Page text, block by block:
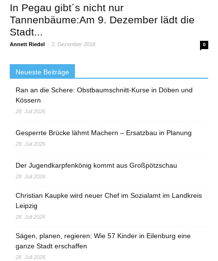
In Pegau gibt´s nicht nur
Tannenbäume:Am 9. Dezember lädt die
Stadt...
Annett Riedel - 2. Dezember 2018 0
Neueste Beiträge
Ran an die Schere: Obstbaumschnitt-Kurse in Döben und
Kössern
28. Juli 2026
Gesperrte Brücke lähmt Machern – Ersatzbau in Planung
28. Juli 2026
Der Jugendkarpfenkönig kommt aus Großpötzschau
28. Juli 2026
Christian Kaupke wird neuer Chef im Sozialamt im Landkreis
Leipzig
28. Juli 2026
Sägen, planen, regieren: Wie 57 Kinder in Eilenburg eine
ganze Stadt erschaffen
28. Juli 2026